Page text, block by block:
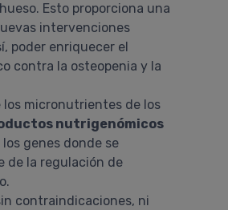
Esto proporciona una
intervenciones
poder enriquecer el
contra la osteopenia y la
los micronutrientes de los
nutrigenómicos
genes donde se
de la regulación de
contraindicaciones, ni